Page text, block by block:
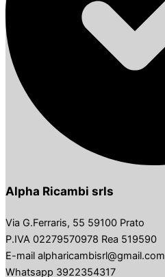
Alpha Ricambi srls
Via G.Ferraris, 55 59100 Prato
P.IVA 02279570978 Rea 519590
E-mail alpharicambisrl@gmail.com
Whatsapp 3922354317